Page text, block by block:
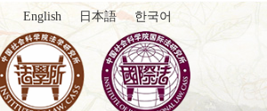
English 日本語 한국어